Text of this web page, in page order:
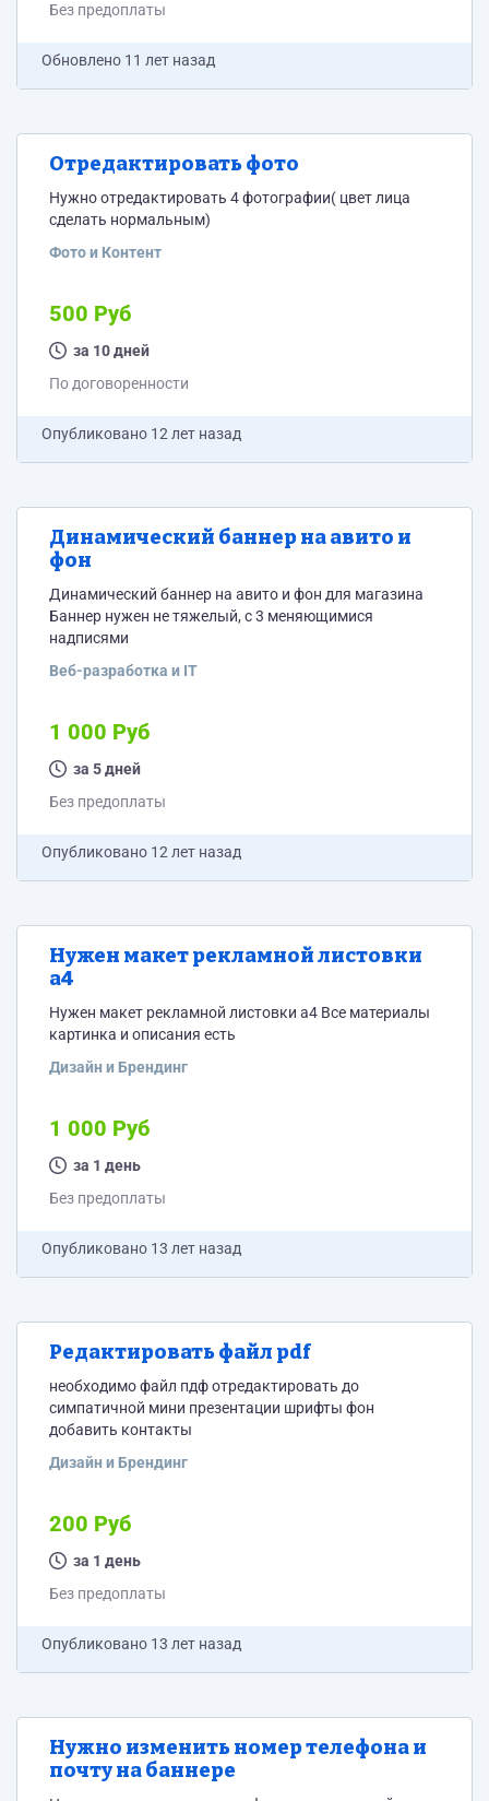
Без предоплаты
Обновлено 11 лет назад
Отредактировать фото
Нужно отредактировать 4 фотографии( цвет лица
сделать нормальным)
Фото и Контент
500 Руб
за 10 дней
По договоренности
Опубликовано 12 лет назад
Динамический баннер на авито и
фон
Динамический баннер на авито и фон для магазина
Баннер нужен не тяжелый, с 3 меняющимися
надписями
Веб-разработка и IT
1 000 Руб
за 5 дней
Без предоплаты
Опубликовано 12 лет назад
Нужен макет рекламной листовки
а4
Нужен макет рекламной листовки а4 Все материалы
картинка и описания есть
Дизайн и Брендинг
1 000 Руб
за 1 день
Без предоплаты
Опубликовано 13 лет назад
Редактировать файл pdf
необходимо файл пдф отредактировать до
симпатичной мини презентации шрифты фон
добавить контакты
Дизайн и Брендинг
200 Руб
за 1 день
Без предоплаты
Опубликовано 13 лет назад
Нужно изменить номер телефона и
почту на баннере